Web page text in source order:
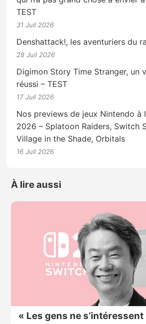
TEST
31 Juil 2026
Denshattack!, les aventuriers du
28 Juil 2026
Digimon Story Time Stranger, un
réussi – TEST
17 Juil 2026
Nos previews de jeux Nintendo à
2026 – Splatoon Raiders, Switch
Village in the Shade, Orbitals
16 Juil 2026
À lire aussi
« Les gens ne